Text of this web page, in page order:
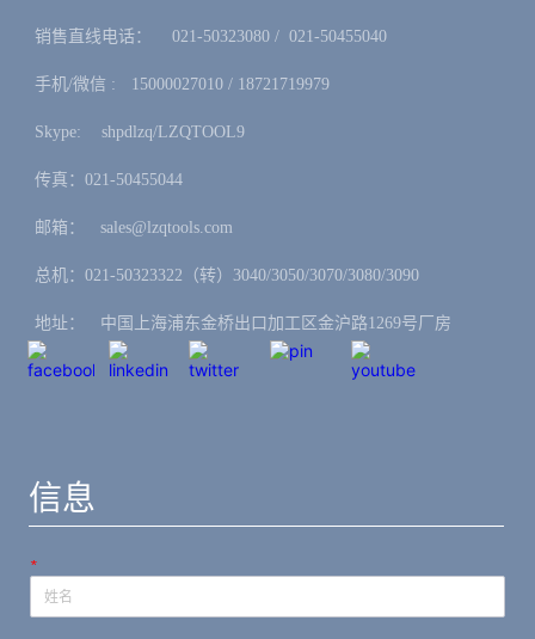
销售直线电话：ㅤ 021-50323080 / 021-50455040
手机/微信 :ㅤ15000027010 / 18721719979
Skype: ㅤshpdlzq/LZQTOOL9
传真：021-50455044
邮箱：ㅤsales@lzqtools.com
总机：021-50323322（转）3040/3050/3070/3080/3090
地址：ㅤ中国上海浦东金桥出口加工区金沪路1269号厂房
信息
*